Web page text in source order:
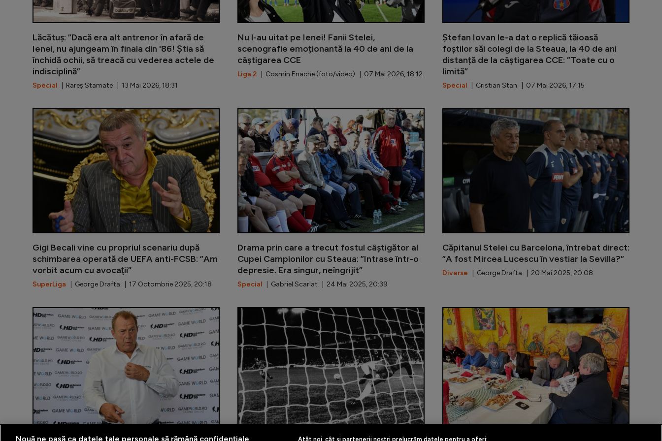
Lăcătuș: ”Dacă era alt antrenor în afară de
Ienei, nu ajungeam în finala din '86! Știa să
închidă ochii, să treacă cu vederea actele de
indisciplină”
Special | Rareș Stamate | 13 Mai 2026, 18:31
Nu l-au uitat pe Ienei! Fanii Stelei,
scenografie emoționantă la 40 de ani de la
câștigarea CCE
Liga 2 | Cosmin Enache (foto/video) | 07 Mai 2026, 18:12
Ștefan Iovan le-a dat o replică tăioasă
foștilor săi colegi de la Steaua, la 40 de ani
distanță de la câștigarea CCE: ”Toate cu o
limită”
Special | Cristian Stan | 07 Mai 2026, 17:15
Gigi Becali vine cu propriul scenariu după
schimbarea operată de UEFA anti-FCSB: ”Am
vorbit acum cu avocaţii”
SuperLiga | George Drafta | 17 Octombrie 2025, 20:18
Gigi Becali vine cu propriul scenariu după schimbarea operată
Drama prin care a trecut fostul câștigător al
Cupei Campionilor cu Steaua: ”Intrase într-o
depresie. Era singur, neîngrijit”
Special | Gabriel Scarlat | 24 Mai 2025, 20:39
Drama prin
Căpitanul Stelei cu Barcelona, întrebat direct:
”A fost Mircea Lucescu în vestiar la Sevilla?”
Diverse | George Drafta | 20 Mai 2025, 20:08
De ce a refuzat Helmut Duckadam invitația primită din partea
Secretul
Nouă ne pasă ca datele tale personale să rămână confidențiale Atât noi, cât și partenerii noștri prelucrăm datele pentru a oferi: